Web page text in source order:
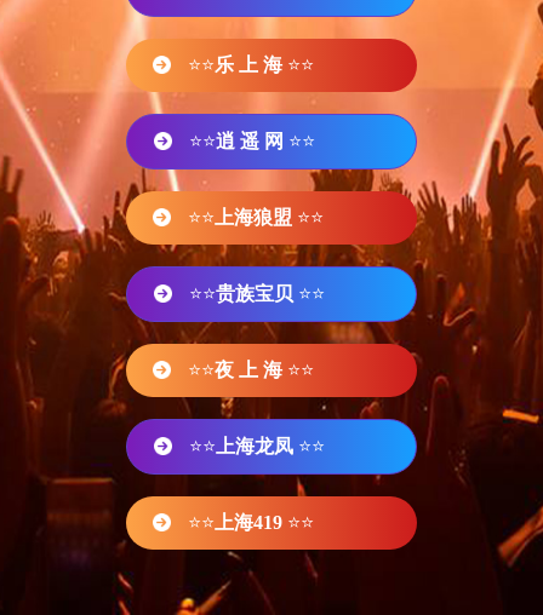
⭐⭐乐 上 海 ⭐⭐
⭐⭐逍 遥 网 ⭐⭐
⭐⭐ 上海狼盟 ⭐⭐
⭐⭐贵族宝贝 ⭐⭐
⭐⭐夜 上 海 ⭐⭐
⭐⭐ 上海龙凤 ⭐⭐
⭐⭐ 上海419 ⭐⭐